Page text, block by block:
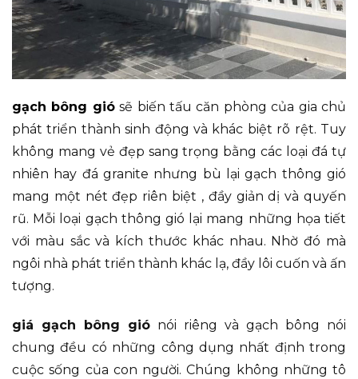
gạch bông giósẽ biến tấu căn phòng của gia chủ
phát triển thành sinh động và khác biệt rõ rệt. Tuy
không mang vẻ đẹp sang trọng bằng các loại đá tự
nhiên hay đá granite nhưng bù lại gạch thông gió
mang một nét đẹp riên biệt , đầy giản dị và quyến
rũ. Mỗi loại gạch thông gió lại mang những họa tiết
với màu sắc và kích thước khác nhau. Nhờ đó mà
ngôi nhà phát triển thành khác lạ, đầy lôi cuốn và ấn
tượng.
giá gạch bông gió nói riêng và gạch bông nói
chung đều có những công dụng nhất định trong
cuộc sống của con người. Chúng không những tô